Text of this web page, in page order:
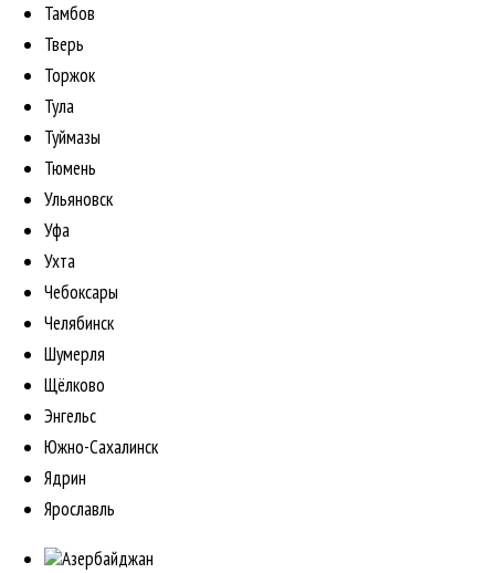
Тамбов
Тверь
Торжок
Тула
Туймазы
Тюмень
Ульяновск
Уфа
Ухта
Чебоксары
Челябинск
Шумерля
Щёлково
Энгельс
Южно-Сахалинск
Ядрин
Ярославль
Азербайджан